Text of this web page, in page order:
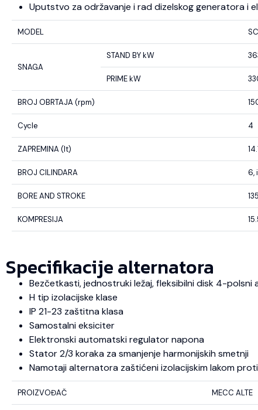
Uputstvo za održavanje i rad dizelskog generatora i
MODEL
SNAGA
STAND BY kW
PRIME kW
BROJ OBRTAJA (rpm)
Cycle 4
ZAPREMINA (lt)
BROJ CILINDARA 6,
BORE AND STROKE
KOMPRESIJA
Specifikacije alternatora
Bezčetkasti, jednostruki ležaj, fleksibilni disk 4-
H tip izolacijske klase
IP 21-23 zaštitna klasa
Samostalni eksiciter
Elektronski automatski regulator napona
Stator 2/3 koraka za smanjenje harmonijskih smetnji
Namotaji alternatora zaštićeni izolacijskim lakom
PROIZVOĐAČ MECC ALTE